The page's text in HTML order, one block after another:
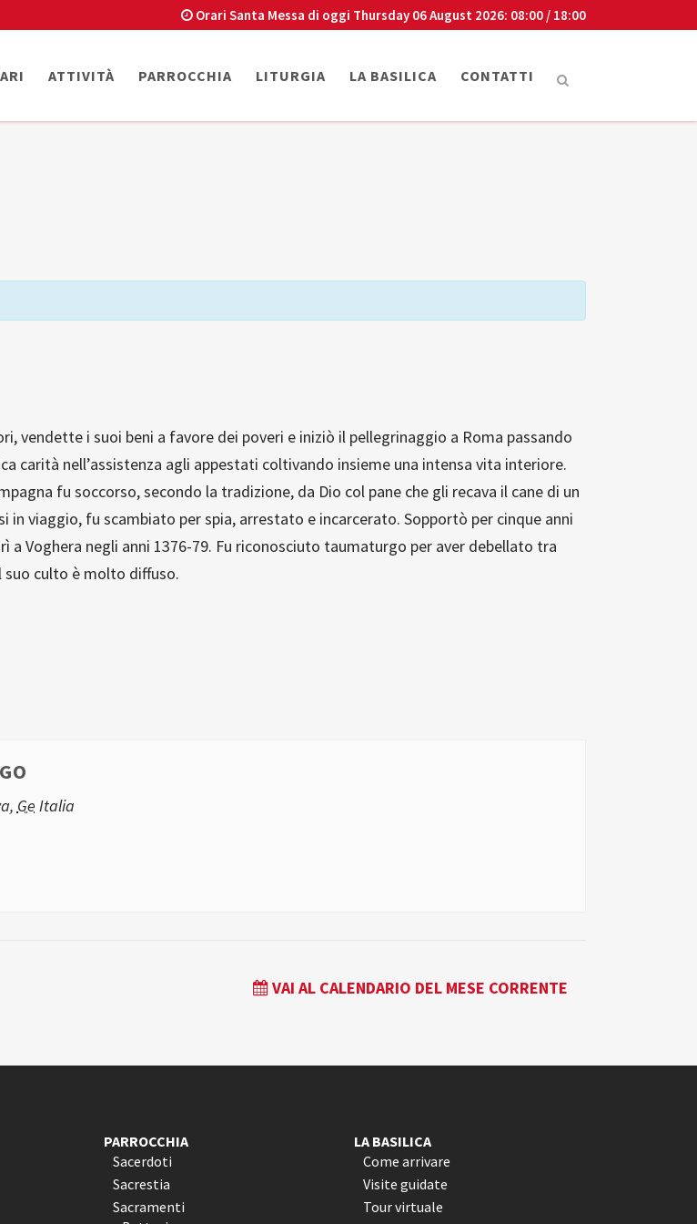
Orari Santa Messa di oggi Thursday 06 August 2026: 08:00 / 18:00
ATTIVITÀ PARROCCHIA LITURGIA LA BASILICA CONTATTI
vendette i suoi beni a favore dei poveri e iniziò il pellegrinaggio a Roma passando
carità nell’assistenza agli appestati coltivando insieme una intensa vita interiore.
fu soccorso, secondo la tradizione, da Dio col pane che gli recava il cane di un
in viaggio, fu scambiato per spia, arrestato e incarcerato. Sopportò per cinque anni
Voghera negli anni 1376-79. Fu riconosciuto taumaturgo per aver debellato tra
suo culto è molto diffuso.
, Ge Italia
VAI AL CALENDARIO DEL MESE CORRENTE
PARROCCHIA
Sacerdoti
Sacrestia
Sacramenti
LA BASILICA
Come arrivare
Visite guidate
Tour virtuale